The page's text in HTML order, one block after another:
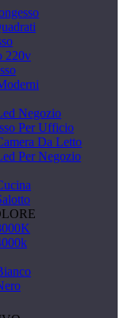
220v
Negozio
Per Ufficio
Da Letto
Per Negozio